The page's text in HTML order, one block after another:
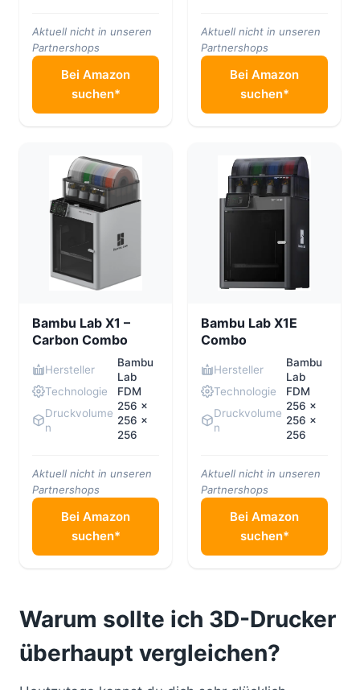
Aktuell nicht in unseren
Partnershops
Bei Amazon
suchen*
Aktuell nicht in unseren
Partnershops
Bei Amazon
suchen*
Bambu Lab X1 –
Carbon Combo
Hersteller
Bambu
Lab
Technologie
FDM
Druckvolume
n
256 x
256 x
256
Aktuell nicht in unseren
Partnershops
Bei Amazon
suchen*
Bambu Lab X1E
Combo
Hersteller
Bambu
Lab
Technologie
FDM
Druckvolume
n
256 x
256 x
256
Aktuell nicht in unseren
Partnershops
Bei Amazon
suchen*
Warum sollte ich 3D-Drucker
überhaupt vergleichen?